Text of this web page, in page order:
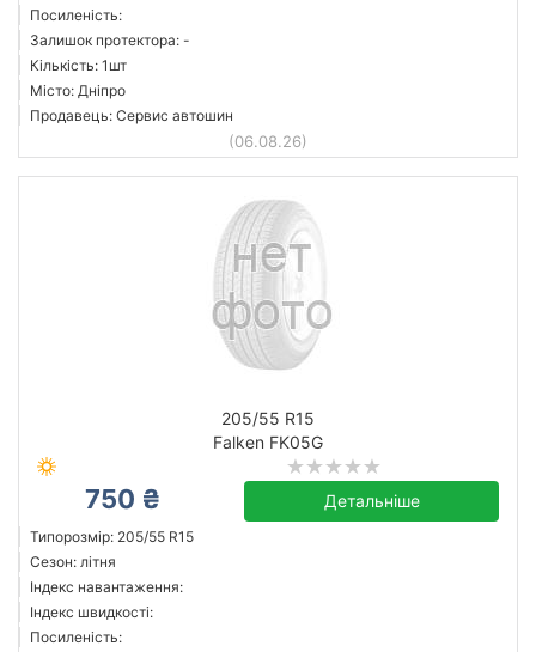
Посиленість:
Залишок протектора: -
Кількість: 1шт
Місто: Дніпро
Продавець: Сервис автошин
(06.08.26)
205/55 R15
Falken FK05G
750 ₴ Детальніше
Типорозмір: 205/55 R15
Сезон: літня
Індекс навантаження:
Індекс швидкості:
Посиленість: